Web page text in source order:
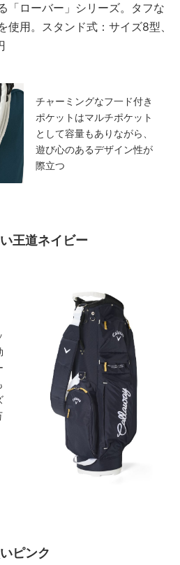
「ローバー」シリーズ。タフな
使用。スタンド式：サイズ8型、
チャーミングなフ一ド付き
ポケットはマルチポケット
として容量もありながら、
遊び心のあるデザイン性が
際立つ
王道ネイビー
ピンク